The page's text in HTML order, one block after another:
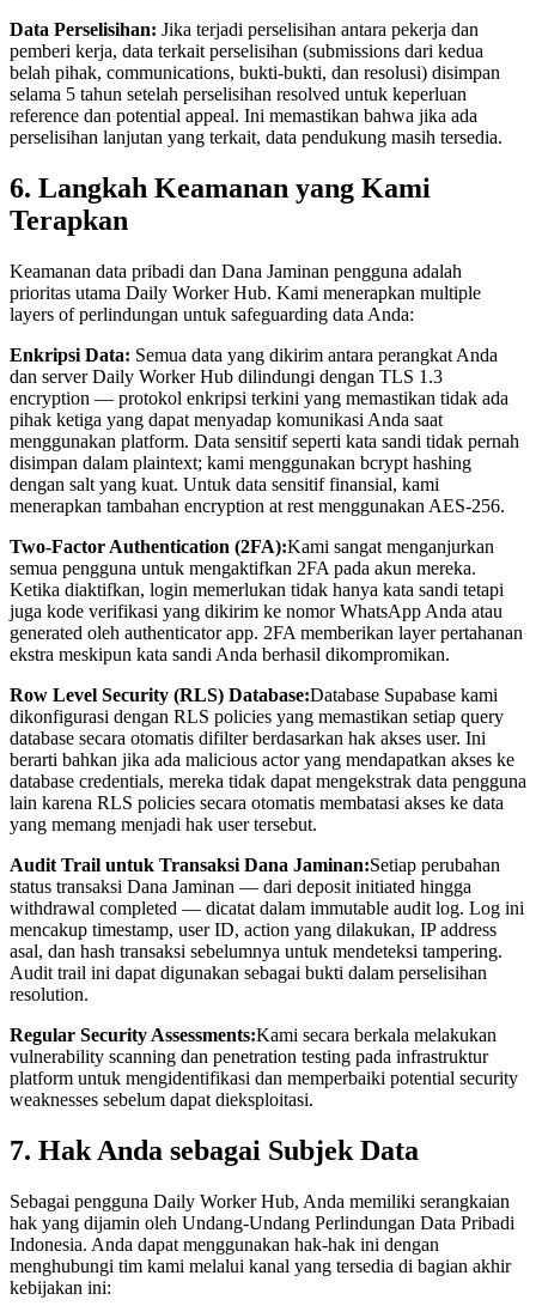
Data Perselisihan: Jika terjadi perselisihan antara pekerja dan
pemberi kerja, data terkait perselisihan (submissions dari kedua
belah pihak, communications, bukti-bukti, dan resolusi) disimpan
selama 5 tahun setelah perselisihan resolved untuk keperluan
reference dan potential appeal. Ini memastikan bahwa jika ada
perselisihan lanjutan yang terkait, data pendukung masih tersedia.
6. Langkah Keamanan yang Kami
Terapkan
Keamanan data pribadi dan Dana Jaminan pengguna adalah
prioritas utama Daily Worker Hub. Kami menerapkan multiple
layers of perlindungan untuk safeguarding data Anda:
Enkripsi Data: Semua data yang dikirim antara perangkat Anda
dan server Daily Worker Hub dilindungi dengan TLS 1.3
encryption — protokol enkripsi terkini yang memastikan tidak ada
pihak ketiga yang dapat menyadap komunikasi Anda saat
menggunakan platform. Data sensitif seperti kata sandi tidak pernah
disimpan dalam plaintext; kami menggunakan bcrypt hashing
dengan salt yang kuat. Untuk data sensitif finansial, kami
menerapkan tambahan encryption at rest menggunakan AES-256.
Two-Factor Authentication (2FA):Kami sangat menganjurkan
semua pengguna untuk mengaktifkan 2FA pada akun mereka.
Ketika diaktifkan, login memerlukan tidak hanya kata sandi tetapi
juga kode verifikasi yang dikirim ke nomor WhatsApp Anda atau
generated oleh authenticator app. 2FA memberikan layer pertahanan
ekstra meskipun kata sandi Anda berhasil dikompromikan.
Row Level Security (RLS) Database:Database Supabase kami
dikonfigurasi dengan RLS policies yang memastikan setiap query
database secara otomatis difilter berdasarkan hak akses user. Ini
berarti bahkan jika ada malicious actor yang mendapatkan akses ke
database credentials, mereka tidak dapat mengekstrak data pengguna
lain karena RLS policies secara otomatis membatasi akses ke data
yang memang menjadi hak user tersebut.
Audit Trail untuk Transaksi Dana Jaminan:Setiap perubahan
status transaksi Dana Jaminan — dari deposit initiated hingga
withdrawal completed — dicatat dalam immutable audit log. Log ini
mencakup timestamp, user ID, action yang dilakukan, IP address
asal, dan hash transaksi sebelumnya untuk mendeteksi tampering.
Audit trail ini dapat digunakan sebagai bukti dalam perselisihan
resolution.
Regular Security Assessments:Kami secara berkala melakukan
vulnerability scanning dan penetration testing pada infrastruktur
platform untuk mengidentifikasi dan memperbaiki potential security
weaknesses sebelum dapat dieksploitasi.
7. Hak Anda sebagai Subjek Data
Sebagai pengguna Daily Worker Hub, Anda memiliki serangkaian
hak yang dijamin oleh Undang-Undang Perlindungan Data Pribadi
Indonesia. Anda dapat menggunakan hak-hak ini dengan
menghubungi tim kami melalui kanal yang tersedia di bagian akhir
kebijakan ini: